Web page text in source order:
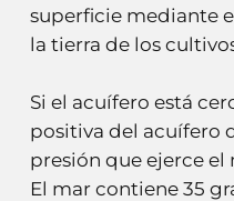
superficie mediante
la tierra de los
Si el acuífero está
positiva del acuífero
presión que ejerce
El mar contiene 35